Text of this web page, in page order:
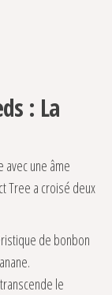
: La
avec une âme
Tree a croisé deux
de bonbon
le